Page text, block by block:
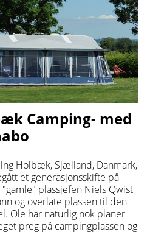
Camping- med
Holbæk, Sjælland, Danmark,
et generasjonsskifte på
plassjefen Niels Qwist
og overlate plassen til den
Ole har naturlig nok planer
preg på campingplassen og